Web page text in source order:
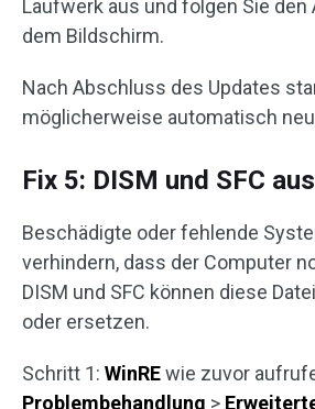
Laufwerk aus und folgen Sie
dem Bildschirm.
Nach Abschluss des Updates
möglicherweise automatisch
Fix 5: DISM und SFC
Beschädigte oder fehlende
verhindern, dass der Computer
DISM und SFC können diese
oder ersetzen.
Schritt 1: WinREwie zuvor
Problembehandlung >